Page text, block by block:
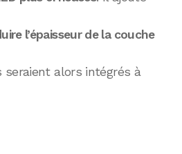
l’épaisseur de la couche
seraient alors intégrés à